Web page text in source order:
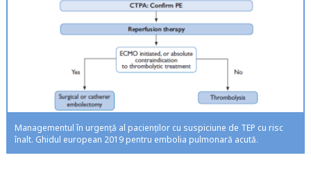
Managementul în urgență al pacienților cu suspiciune de TEP cu risc
înalt. Ghidul european 2019 pentru embolia pulmonară acută.